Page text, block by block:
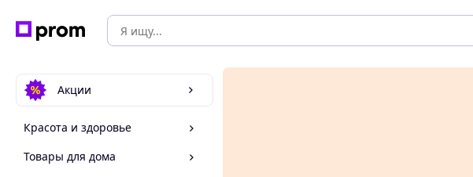
Акции
Красота и здоровье
Товары для дома